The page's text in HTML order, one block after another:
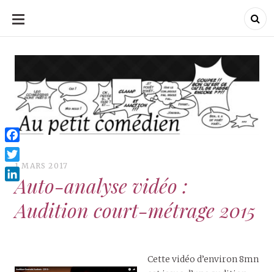
ALLER
CONTENU
Au Petit Comédien
Au Petit Comédien
1 MARS 2017
Auto-analyse vidéo :
Audition court-métrage 2015
Cette vidéo d’environ 8mn
Facebook
Twitter
LinkedIn